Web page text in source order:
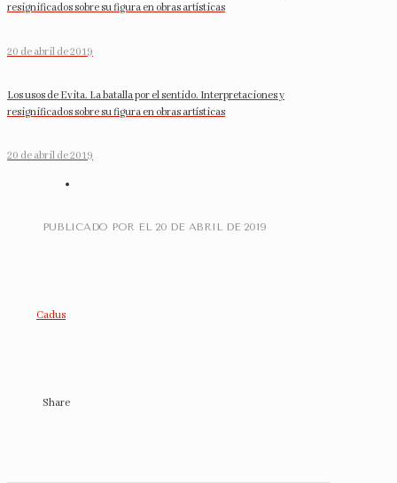
resignificados sobre su figura en obras artísticas
20 de abril de 2019
Los usos de Evita. La batalla por el sentido. Interpretaciones y
resignificados sobre su figura en obras artísticas
20 de abril de 2019
PUBLICADO POR EL 20 DE ABRIL DE 2019
Cadus
Share